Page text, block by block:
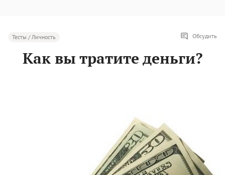
Тесты / Личность Обсудить
Как вы тратите деньги?